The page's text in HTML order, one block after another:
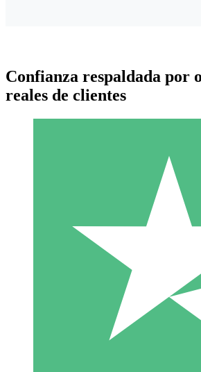
Paquetes de Créditos
Paga según el uso con créditos de
10 00
Confianza respaldada por
reales de clientes